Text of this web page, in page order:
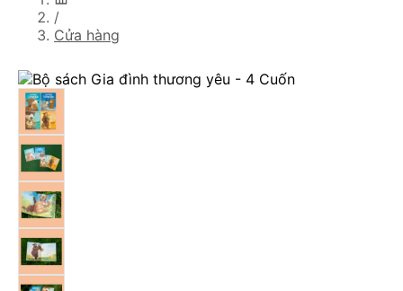
/
Cửa hàng